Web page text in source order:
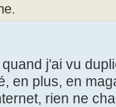
quand j'ai vu
en plus, en
rien ne